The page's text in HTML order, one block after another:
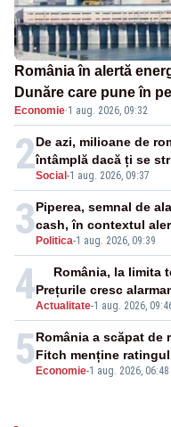
România în alertă
Dunăre care pune în
cunoscută de pe
Economie·1 aug. 2026, 09:32
2Social -1 aug. 2026, 09:37
De azi, milioane de
întâmplă dacă ți se
3 Politica-1 aug. 2026, 09:39
Piperea, semnal de
cash, în contextul
4Actualitate-1 aug. 2026,
România, la limita
Prețurile cresc
5 Economie-1 aug. 2026, 06:48
România a scăpat de
Fitch menține